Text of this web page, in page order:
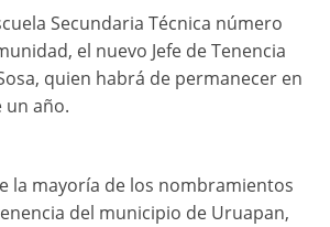
Secundaria Técnica número
el nuevo Jefe de Tenencia
quien habrá de permanecer en
un año.
la mayoría de los nombramientos
del municipio de Uruapan,